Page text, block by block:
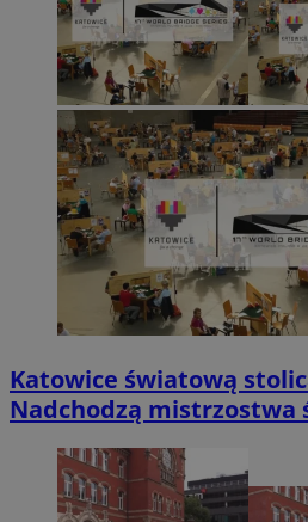
Katowice światową
Nadchodzą mistrzostwa